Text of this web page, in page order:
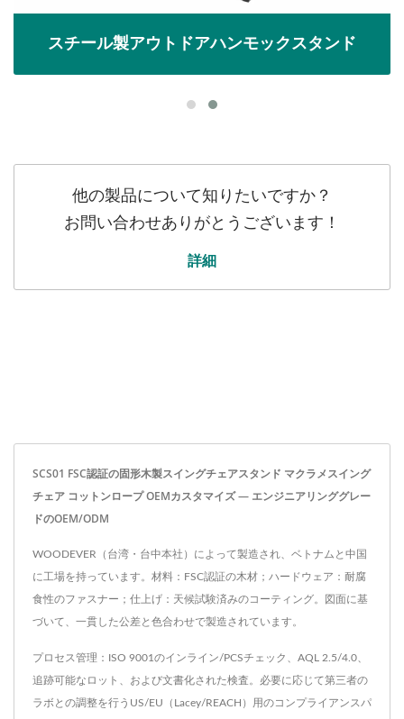
スチール製アウトドアハンモックスタンド
他の製品について知りたいですか？
お問い合わせありがとうございます！
詳細
SCS01 FSC認証の固形木製スイングチェアスタンド マクラメスイング
チェア コットンロープ OEMカスタマイズ — エンジニアリンググレー
ドのOEM/ODM
WOODEVER（台湾・台中本社）によって製造され、ベトナムと中国
に工場を持っています。材料：FSC認証の木材；ハードウェア：耐腐
食性のファスナー；仕上げ：天候試験済みのコーティング。図面に基
づいて、一貫した公差と色合わせで製造されています。
プロセス管理：ISO 9001のインライン/PCSチェック、AQL 2.5/4.0、
追跡可能なロット、および文書化された検査。必要に応じて第三者の
ラボとの調整を行うUS/EU（Lacey/REACH）用のコンプライアンスパ